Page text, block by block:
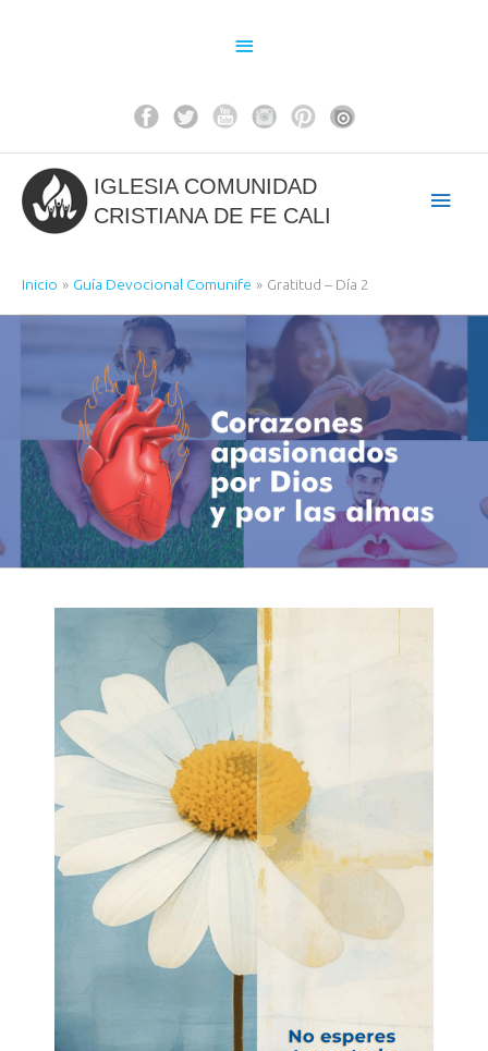
Above
IGLESIA COMUNIDAD
CRISTIANA DE FE CALI
Inicio Guía Devocional Comunife Gratitud – Día 2